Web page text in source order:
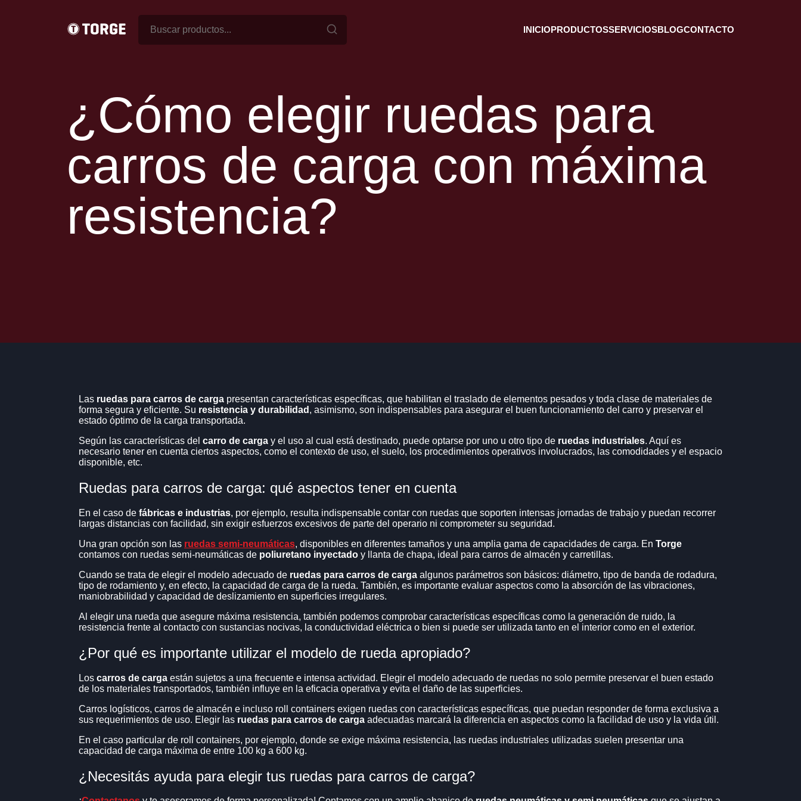
MINI APILADOR HIDRAULICO
HIERRO Y POLIURETANO SERIE
(CON RODAMIENTOS)
RUEDAS DE HIERRO Y POLIURETANO AMORTIGUACION
OPCIONAL PISADA BOMBE(CON
RODAMIENTOS)
HIERRO POLIURETANO DUALES(EXTRA
REFORZADAS - CON RODAMIENTOS)
RUEDAS DE HIERRO Y POLIURETANO – DUALES
RUEDAS DE ALUMINIO Y POLIURETANO
CONSULTAR POR ARMADO CON OTRO TIPO
DE HORQUILLAS SOPORTES.
BANCO DE TRABAJO
SKATE INDUSTRIALES - PATINES DE CARGA
(CON RODILLOS DE HIERRO Y
SKATE INDUSTRIALES – PATINES DE CARGA
EQUIPOS ELECTRICOS)
RUEDAS PARA AUTOELEVADORES
RUEDAS ESTABILIZADORAS EN ALTA
PERFORMANCE(PARA EQUIPOS
ELECTRICOS)
RUEDAS PARA AUTOELEVADORES
RUEDAS PILATES
RUEDAS PARA CAMA DE PILATES
RUEDAS DE GOMA CORRUGADA (CON
RUEDAS DE GOMA CORRUGADA
RUEDAS DE GOMA CORRUGADA CON
SOPORTE 3/16
RUEDAS DE GOMA CORRUGADA
RUEDAS DE PVC NEGRO
(FIJACION 4
TORNILLOS)
RUEDAS PVC NEGRO
RUEDAS DOBLES PP NEGRO CON SOPORTE
(FIJACION 4 TORNILLOS)
INICIOPRODUCTOSSERVICIOSBLOGCONTACTO
¿Cómo elegir ruedas para
carros de carga con máxima
resistencia?
Las ruedas para carros de carga presentan características específicas, que habilitan el traslado de elementos pesados y toda clase de materiales de
forma segura y eficiente. Su resistencia y durabilidad , asimismo, son indispensables para asegurar el buen funcionamiento del carro y preservar el
estado óptimo de la carga transportada.
Según las características del carro de carga y el uso al cual está destinado, puede optarse por uno u otro tipo de ruedas industriales. Aquí es
necesario tener en cuenta ciertos aspectos, como el contexto de uso, el suelo, los procedimientos operativos involucrados, las comodidades y el espacio
disponible, etc.
Ruedas para carros de carga: qué aspectos tener en cuenta
En el caso de fábricas e industrias, por ejemplo, resulta indispensable contar con ruedas que soporten intensas jornadas de trabajo y puedan recorrer
largas distancias con facilidad, sin exigir esfuerzos excesivos de parte del operario ni comprometer su seguridad.
Una gran opción son las ruedas semi-neumáticas, disponibles en diferentes tamaños y una amplia gama de capacidades de carga. En Torge
contamos con ruedas semi-neumáticas de poliuretano inyectado y llanta de chapa, ideal para carros de almacén y carretillas.
Cuando se trata de elegir el modelo adecuado de ruedas para carros de carga algunos parámetros son básicos: diámetro, tipo de banda de rodadura,
tipo de rodamiento y, en efecto, la capacidad de carga de la rueda. También, es importante evaluar aspectos como la absorción de las vibraciones,
maniobrabilidad y capacidad de deslizamiento en superficies irregulares.
Al elegir una rueda que asegure máxima resistencia, también podemos comprobar características específicas como la generación de ruido, la
resistencia frente al contacto con sustancias nocivas, la conductividad eléctrica o bien si puede ser utilizada tanto en el interior como en el exterior.
¿Por qué es importante utilizar el modelo de rueda apropiado?
Los carros de carga están sujetos a una frecuente e intensa actividad. Elegir el modelo adecuado de ruedas no solo permite preservar el buen estado
de los materiales transportados, también influye en la eficacia operativa y evita el daño de las superficies.
Carros logísticos, carros de almacén e incluso roll containers exigen ruedas con características específicas, que puedan responder de forma exclusiva a
sus requerimientos de uso. Elegir las ruedas para carros de carga adecuadas marcará la diferencia en aspectos como la facilidad de uso y la vida útil.
En el caso particular de roll containers, por ejemplo, donde se exige máxima resistencia, las ruedas industriales utilizadas suelen presentar una
capacidad de carga máxima de entre 100 kg a 600 kg.
¿Necesitás ayuda para elegir tus ruedas para carros de carga?